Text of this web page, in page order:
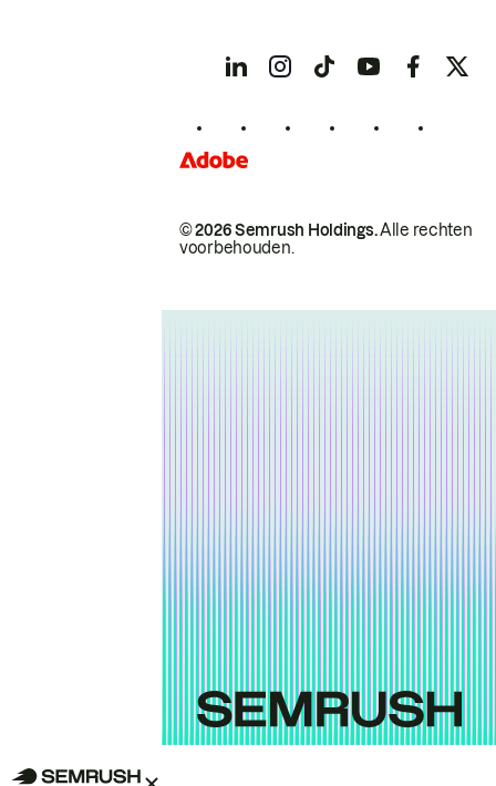
© 2026 Semrush Holdings.Alle rechten
voorbehouden.